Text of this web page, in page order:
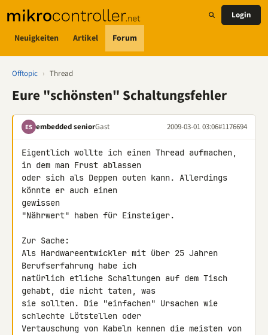
Neuigkeiten Artikel Forum
Login
Offtopic › Thread
Eure "schönsten" Schaltungsfehler
ES embedded seniorGast 2009-03-01 03:06#1176694
Eigentlich wollte ich einen Thread aufmachen,
in dem man Frust ablassen
oder sich als Deppen outen kann. Allerdings
könnte er auch einen
gewissen
"Nährwert" haben für Einsteiger.
Zur Sache:
Als Hardwareentwickler mit über 25 Jahren
Berufserfahrung habe ich
natürlich etliche Schaltungen auf dem Tisch
gehabt, die nicht taten, was
sie sollten. Die "einfachen" Ursachen wie
schlechte Lötstellen oder
Vertauschung von Kabeln kennen die meisten von